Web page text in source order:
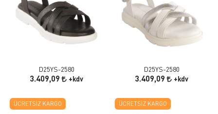
D25YS-2580
3.409,09 +kdv
D25YS-2580
3.409,09 +kdv
ÜCRETSIZ KARGO ÜCRETSIZ KARGO